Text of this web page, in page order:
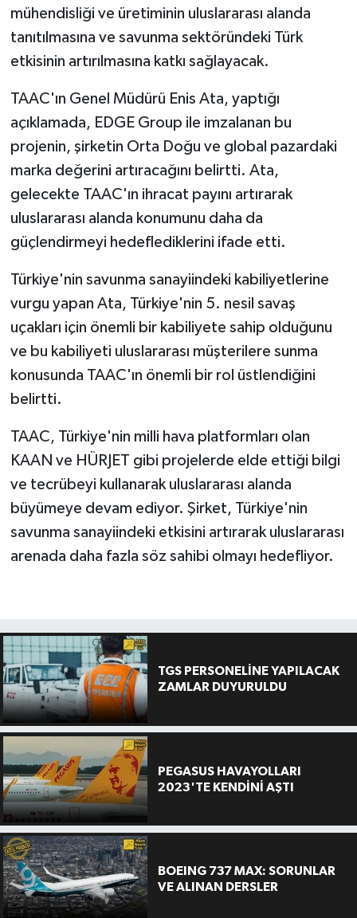
mühendisliği ve üretiminin uluslararası alanda
tanıtılmasına ve savunma sektöründeki Türk
etkisinin artırılmasına katkı sağlayacak.
TAAC'ın Genel Müdürü Enis Ata, yaptığı
açıklamada, EDGE Group ile imzalanan bu
projenin, şirketin Orta Doğu ve global pazardaki
marka değerini artıracağını belirtti. Ata,
gelecekte TAAC'ın ihracat payını artırarak
uluslararası alanda konumunu daha da
güçlendirmeyi hedeflediklerini ifade etti.
Türkiye'nin savunma sanayiindeki kabiliyetlerine
vurgu yapan Ata, Türkiye'nin 5. nesil savaş
uçakları için önemli bir kabiliyete sahip olduğunu
ve bu kabiliyeti uluslararası müşterilere sunma
konusunda TAAC'ın önemli bir rol üstlendiğini
belirtti.
TAAC, Türkiye'nin milli hava platformları olan
KAAN ve HÜRJET gibi projelerde elde ettiği bilgi
ve tecrübeyi kullanarak uluslararası alanda
büyümeye devam ediyor. Şirket, Türkiye'nin
savunma sanayiindeki etkisini artırarak uluslararası
arenada daha fazla söz sahibi olmayı hedefliyor.
TGS PERSONELİNE YAPILACAK
ZAMLAR DUYURULDU
PEGASUS HAVAYOLLARI
2023'TE KENDİNİ AŞTI
BOEING 737 MAX: SORUNLAR
VE ALINAN DERSLER